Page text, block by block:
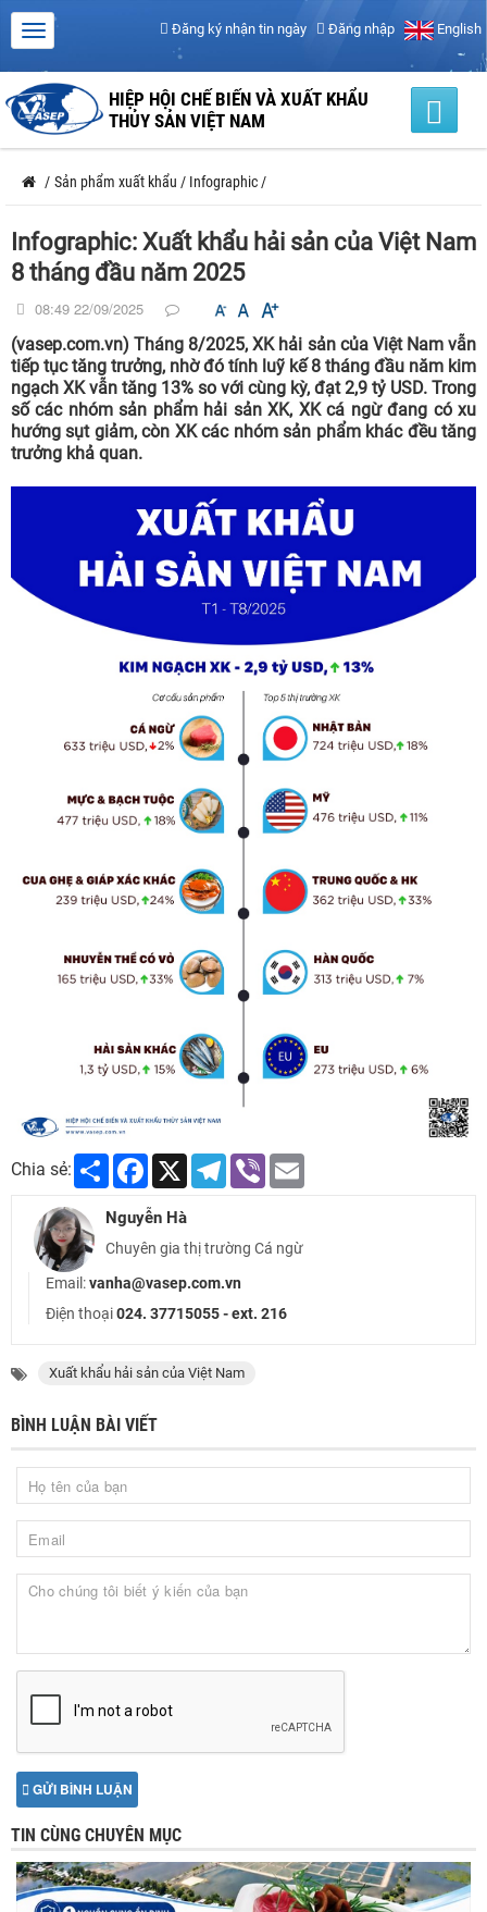
Đăng ký nhận tin ngày Đăng nhập English
HIỆP HỘI CHẾ BIẾN VÀ XUẤT KHẨU
THỦY SẢN VIỆT NAM
/ Sản phẩm xuất khẩu / Infographic /
Infographic: Xuất khẩu hải sản của Việt Nam
8 tháng đầu năm 2025
08:49 22/09/2025
(vasep.com.vn) Tháng 8/2025, XK hải sản của Việt Nam vẫn
tiếp tục tăng trưởng, nhờ đó tính luỹ kế 8 tháng đầu năm kim
ngạch XK vẫn tăng 13% so với cùng kỳ, đạt 2,9 tỷ USD. Trong
số các nhóm sản phẩm hải sản XK, XK cá ngừ đang có xu
hướng sụt giảm, còn XK các nhóm sản phẩm khác đều tăng
trưởng khả quan.
Chia sẻ: Share Facebook
X Telegram
Viber
Nguyễn Hà
Chuyên gia thị trường Cá ngừ
Email:vanha@vasep.com.vn
Điện thoại024. 37715055 - ext. 216
Xuất khẩu hải sản của Việt Nam
BÌNH LUẬN BÀI VIẾT
GỬI BÌNH LUẬN
TIN CÙNG CHUYÊN MỤC